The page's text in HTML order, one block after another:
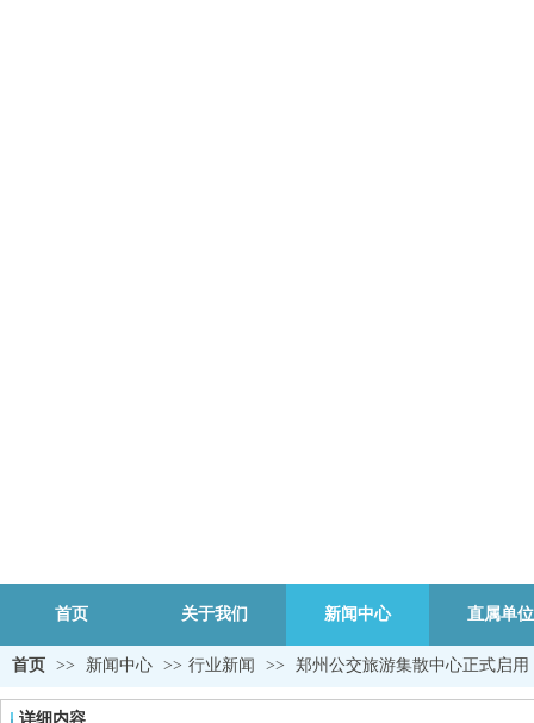
首页 关于我们 新闻中心 直属单位
首页 >> 新闻中心 >> 行业新闻 >> 郑州公交旅游集散中心正式启用
详细内容